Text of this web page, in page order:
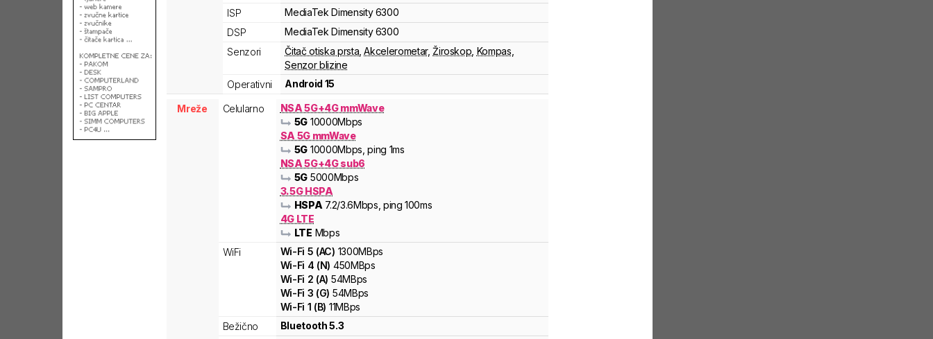
ISP
MediaTek Dimensity 6300
DSP
MediaTek Dimensity 6300
Senzori
Čitač otiska prsta ,Akcelerometar,Žiroskop Kompas
Senzor blizine
Operativni
Android 15
Mreže Celularno
NSA 5G+4G mmWave
5G 10000Mbps
SA 5G mmWave
5G 10000Mbps , ping 1ms
NSA 5G+4G sub6
5G 5000Mbps
3.5G HSPA
HSPA 7.2/3.6Mbps , ping 100ms
4G LTE
LTE Mbps
WiFi
Wi-Fi 5 (AC) 1300MBps
Wi-Fi 4 (N) 450MBps
Wi-Fi 2 (A) 54MBps
Wi-Fi 3 (G) 54MBps
Wi-Fi 1 (B) 11MBps
Bežično
Bluetooth 5.3